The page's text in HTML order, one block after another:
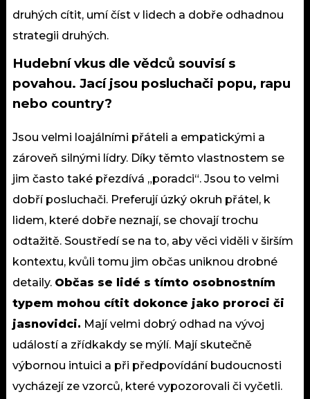
druhých cítit, umí číst v lidech a dobře odhadnou
strategii druhých.
Hudební vkus dle vědců souvisí s
povahou. Jací jsou posluchači popu, rapu
nebo country?
Jsou velmi loajálními přáteli a empatickými a
zároveň silnými lídry. Díky těmto vlastnostem se
jim často také přezdívá „poradci“. Jsou to velmi
dobří posluchači. Preferují úzký okruh přátel, k
lidem, které dobře neznají, se chovají trochu
odtažitě. Soustředí se na to, aby věci viděli v širším
kontextu, kvůli tomu jim občas uniknou drobné
detaily. Občas se lidé s tímto osobnostním
typem mohou cítit dokonce jako proroci či
jasnovidci. Mají velmi dobrý odhad na vývoj
událostí a zřídkakdy se mýlí. Mají skutečně
výbornou intuici a při předpovídání budoucnosti
vycházejí ze vzorců, které vypozorovali či vyčetli.